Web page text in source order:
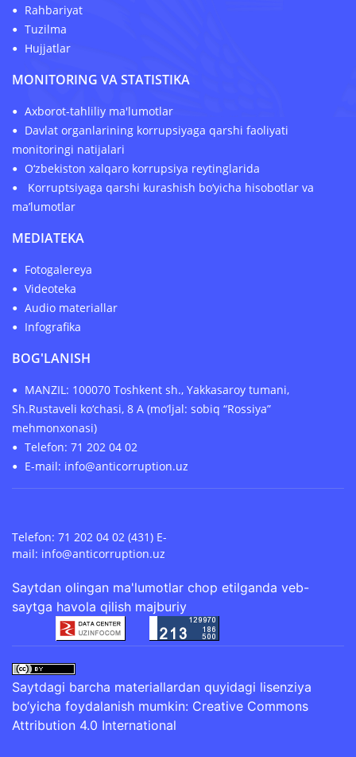
Rahbariyat
Tuzilma
Hujjatlar
MONITORING VA STATISTIKA
Axborot-tahliliy ma'lumotlar
Davlat organlarining korrupsiyaga qarshi faoliyati
monitoringi natijalari
O‘zbekiston xalqaro korrupsiya reytinglarida
Korruptsiyaga qarshi kurashish bo‘yicha hisobotlar va
ma’lumotlar
MEDIATEKA
Fotogalereya
Videoteka
Audio materiallar
Infografika
BOG'LANISH
MANZIL: 100070 Toshkent sh., Yakkasaroy tumani,
Sh.Rustaveli ko‘chasi, 8 A (mo‘ljal: sobiq “Rossiya”
mehmonxonasi)
Telefon: 71 202 04 02
E-mail: info@anticorruption.uz
Telefon: 71 202 04 02 (431) E-
mail: info@anticorruption.uz
Saytdan olingan ma'lumotlar chop etilganda veb-
saytga havola qilish majburiy
Saytdagi barcha materiallardan quyidagi lisenziya
bo‘yicha foydalanish mumkin: Creative Commons
Attribution 4.0 International